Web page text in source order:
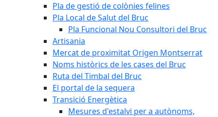
Pla de gestió de colònies felines
Pla Local de Salut del Bruc
Pla Funcional Nou Consultori del Bruc
Artisania
Mercat de proximitat Origen Montserrat
Noms històrics de les cases del Bruc
Ruta del Timbal del Bruc
El portal de la sequera
Transició Energètica
Mesures d'estalvi per a autònoms,